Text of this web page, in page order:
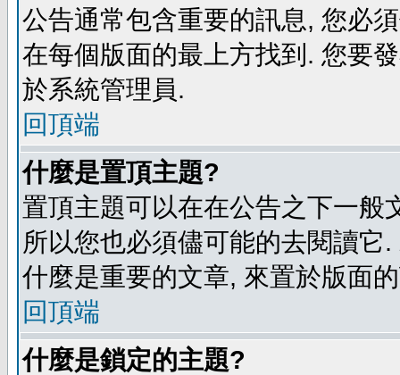
公告通常包含重要的訊息, 您必
在每個版面的最上方找到. 您要
於系統管理員.
回頂端
什麼是置頂主題?
置頂主題可以在在公告之下一般
所以您也必須儘可能的去閱讀
什麼是重要的文章, 來置於版面
回頂端
什麼是鎖定的主題?